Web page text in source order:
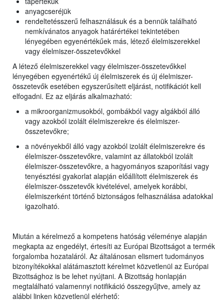
anyagcseréjük
rendeltetésszerű felhasználásuk és a bennük található
nemkívánatos anyagok határértékei tekintetében
lényegében egyenértékűek más, létező élelmiszerekkel
vagy élelmiszer-összetevőkkel
A létező élelmiszerekkel vagy élelmiszer-összetevőkkel
lényegében egyenértékű új élelmiszerek és új élelmiszer-
összetevők esetében egyszerűsített eljárást, notifikációt kell
elfogadni. Ez az eljárás alkalmazható:
a mikroorganizmusokból, gombákból vagy algákból álló
vagy azokból izolált élelmiszerekre és élelmiszer-
összetevőkre;
a növényekből álló vagy azokból izolált élelmiszerekre és
élelmiszer-összetevőkre, valamint az állatokból izolált
élelmiszer-összetevőkre, a hagyományos szaporítási vagy
tenyésztési gyakorlat alapján előállított élelmiszerek és
élelmiszer-összetevők kivételével, amelyek korábbi,
élelmiszerként történő biztonságos felhasználása adatokkal
igazolható.
Miután a kérelmező a kompetens hatóság véleménye alapján
megkapta az engedélyt, értesíti az Európai Bizottságot a termék
forgalomba hozataláról. Az általánosan elismert tudományos
bizonyítékokkal alátámasztott kérelmet közvetlenül az Európai
Bizottsághoz is be lehet nyújtani. A Bizottság honlapján
megtalálható valamennyi notifikáció összegyűjtve, amely az
alábbi linken közvetlenül elérhető: